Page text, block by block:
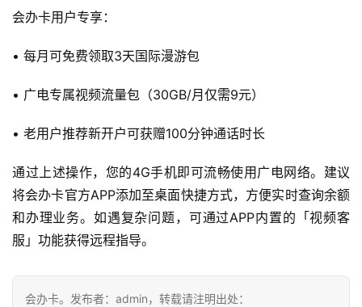
会办卡用户专享：
• 每月可免费领取3天国际漫游包
• 广电专属视频流量包（30GB/月仅需9元）
• 老用户推荐新开户可获赠100分钟通话时长
通过上述操作，您的4G手机即可流畅使用广电网络。建议
将会办卡官方APP添加至桌面快捷方式，方便实时查询余额
和办理业务。如遇复杂问题，可通过APP内置的「视频客
服」功能获得远程指导。
会办卡。发布者：admin，转载请注明出处：